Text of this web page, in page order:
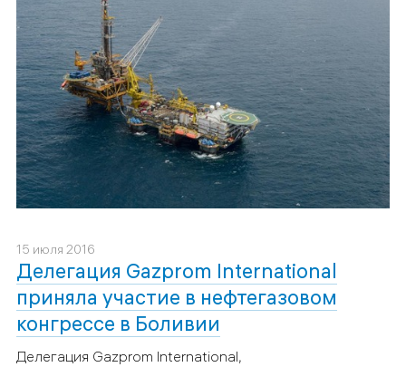
15 июля 2016
Делегация Gazprom International
приняла участие в нефтегазовом
конгрессе в Боливии
Делегация Gazprom International,